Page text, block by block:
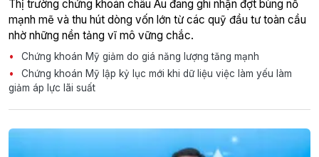
Thị trường chứng khoán châu Âu đang ghi nhận đợt bùng nổ
mạnh mẽ và thu hút dòng vốn lớn từ các quỹ đầu tư toàn cầu
nhờ những nền tảng vĩ mô vững chắc.
Chứng khoán Mỹ giảm do giá năng lượng tăng mạnh
Chứng khoán Mỹ lập kỷ lục mới khi dữ liệu việc làm yếu làm
giảm áp lực lãi suất